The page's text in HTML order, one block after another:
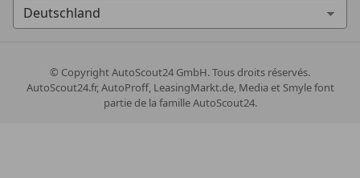
© CopyrightAutoScout24 GmbH. Tous droits réservés.
AutoScout24.fr, AutoProff, LeasingMarkt.de, Media et Smyle font
partie de la famille AutoScout24.